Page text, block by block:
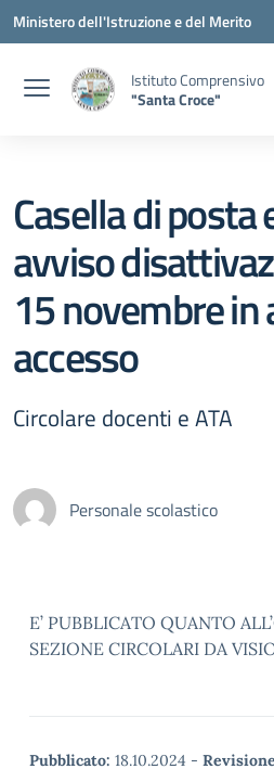
Vai ai contenuti
Vai al menu di navigazione
Vai al footer
Ministero dell'Istruzione e del Merito
Istituto Comprensivo
"Santa Croce"
Casella di
avviso
15 novembre in
accesso
Circolare docenti e ATA
Personale scolastico
E’ PUBBLICATO QUANTO
SEZIONE CIRCOLARI DA
Pubblicato: 18.10.2024 -